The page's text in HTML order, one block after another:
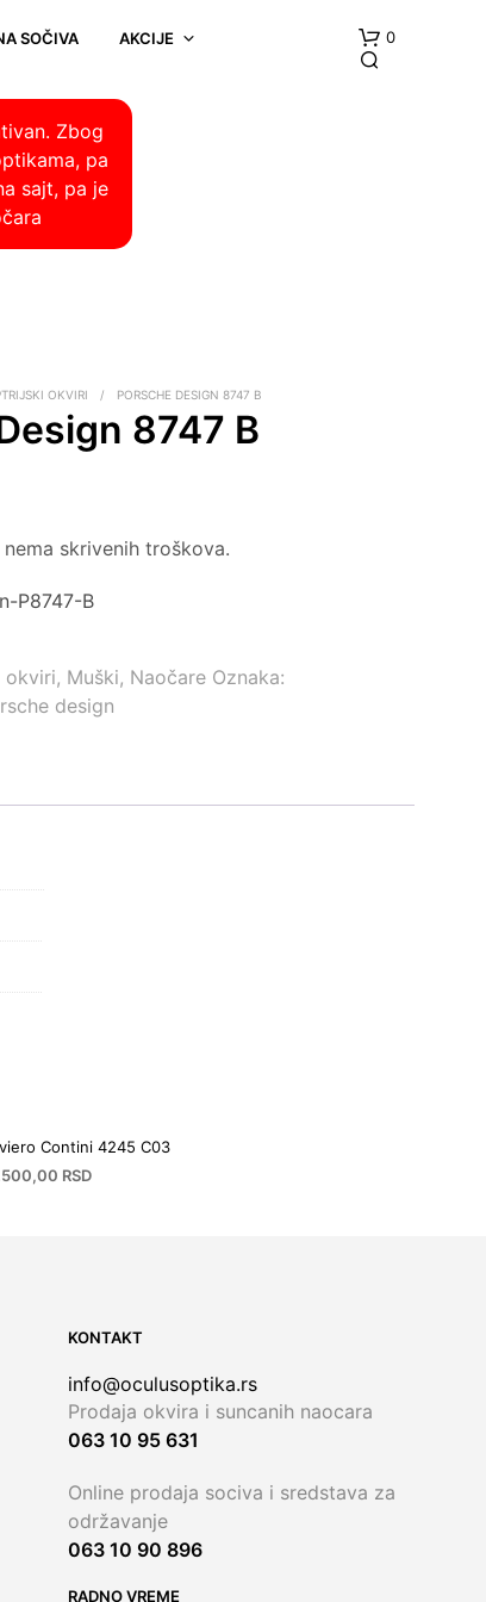
SOČIVA
AKCIJE
0
Zbog
pa
sajt, pa je
OKVIRI / PORSCHE DESIGN 8747 B
8747 B
skrivenih troškova.
P8747-B
okviri, Muški, Naočare Oznaka:
design
Contini 4245 C03
RSD
KONTAKT
info@oculusoptika.rs
Prodaja okvira i suncanih naocara
063 10 95 631
Online prodaja sociva i sredstava za
održavanje
063 10 90 896
RADNO VREME